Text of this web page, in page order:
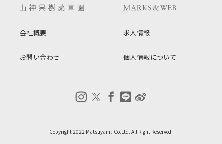
会社概要 求人情報
お問い合わせ 個人情報について
Copyright 2022 Matsuyama Co.Ltd. All Right Reserved.